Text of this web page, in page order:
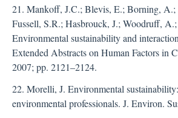
21. Mankoff, J.C.; Blevis, E.; Borning, A.;
Fussell, S.R.; Hasbrouck, J.; Woodruff, A.;
Environmental sustainability and
Extended Abstracts on Human Factors in
2007; pp. 2121–2124.
22. Morelli, J. Environmental
environmental professionals. J. Environ.